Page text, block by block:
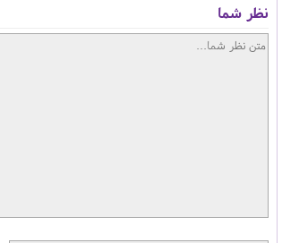
نظر شما